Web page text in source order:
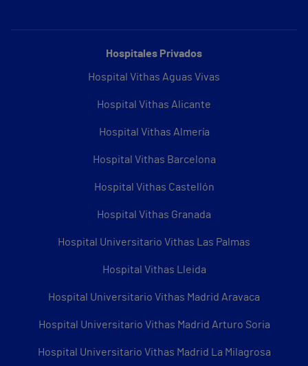
Hospitales Privados
Hospital Vithas Aguas Vivas
Hospital Vithas Alicante
Hospital Vithas Almería
Hospital Vithas Barcelona
Hospital Vithas Castellón
Hospital Vithas Granada
Hospital Universitario Vithas Las Palmas
Hospital Vithas Lleida
Hospital Universitario Vithas Madrid Aravaca
Hospital Universitario Vithas Madrid Arturo Soria
Hospital Universitario Vithas Madrid La Milagrosa